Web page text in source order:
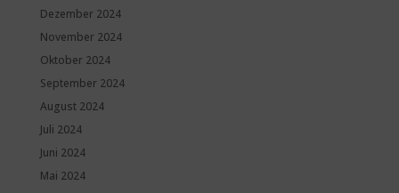
Dezember 2024
November 2024
Oktober 2024
September 2024
August 2024
Juli 2024
Juni 2024
Mai 2024